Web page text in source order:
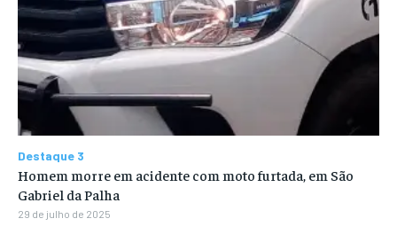
Destaque 3
Homem morre em acidente com moto furtada, em São
Gabriel da Palha
29 de julho de 2025